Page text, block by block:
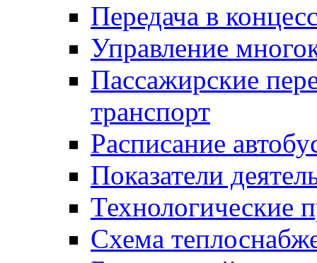
Передача в
Управление
Пассажирские
транспорт
Расписание
Показатели
Технологические
Схема